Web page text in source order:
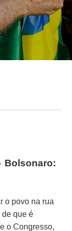
Bolsonaro:
o povo na rua
de que é
o Congresso,